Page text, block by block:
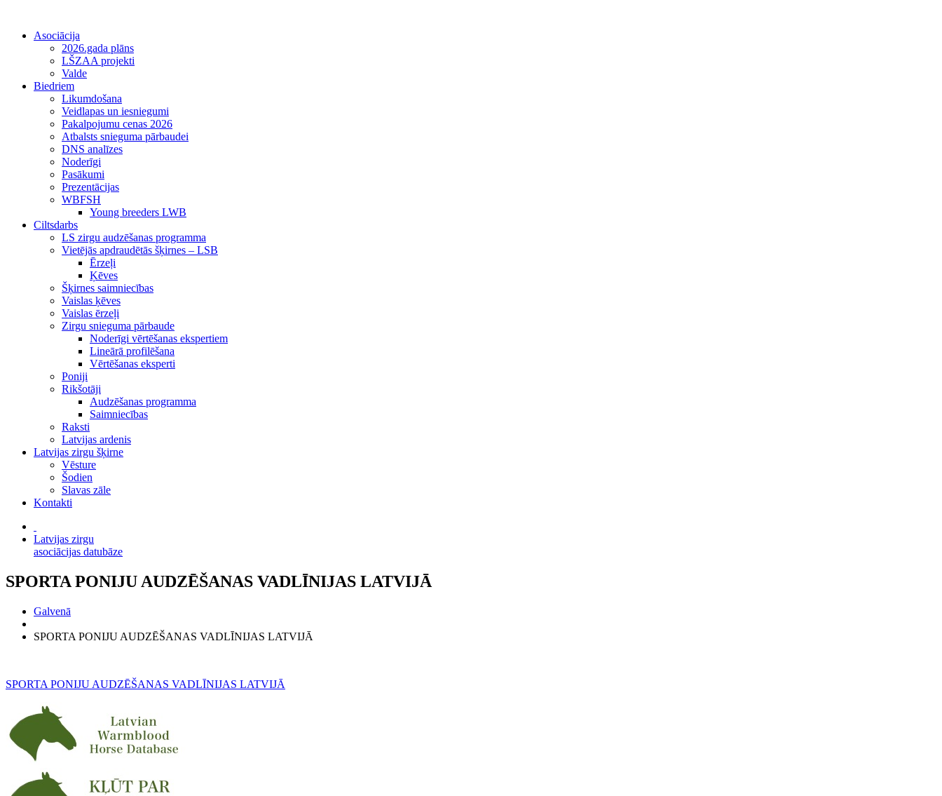
Asociācija
2026.gada plāns
LŠZAA projekti
Valde
Biedriem
Likumdošana
Veidlapas un iesniegumi
Pakalpojumu cenas 2026
Atbalsts snieguma pārbaudei
DNS analīzes
Noderīgi
Pasākumi
Prezentācijas
WBFSH
Young breeders LWB
Ciltsdarbs
LS zirgu audzēšanas programma
Vietējās apdraudētās šķirnes – LSB
Ērzeļi
Ķēves
Šķirnes saimniecības
Vaislas ķēves
Vaislas ērzeļi
Zirgu snieguma pārbaude
Noderīgi vērtēšanas ekspertiem
Lineārā profilēšana
Vērtēšanas eksperti
Poniji
Rikšotāji
Audzēšanas programma
Saimniecības
Raksti
Latvijas ardenis
Latvijas zirgu šķirne
Vēsture
Šodien
Slavas zāle
Kontakti
Latvijas zirgu
asociācijas datubāze
SPORTA PONIJU AUDZĒŠANAS VADLĪNIJAS LATVIJĀ
Galvenā
SPORTA PONIJU AUDZĒŠANAS VADLĪNIJAS LATVIJĀ
SPORTA PONIJU AUDZĒŠANAS VADLĪNIJAS LATVIJĀ